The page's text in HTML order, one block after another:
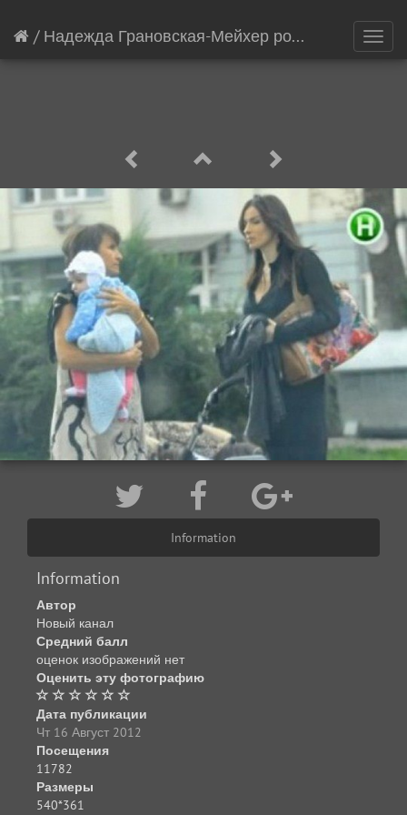
/ Надежда Грановская-Мейхер родила [18269/
Information
Information
Автор
Новый канал
Средний балл
оценок изображений нет
Оценить эту фотографию
Дата публикации
Чт 16 Август 2012
Посещения
11782
Размеры
540*361